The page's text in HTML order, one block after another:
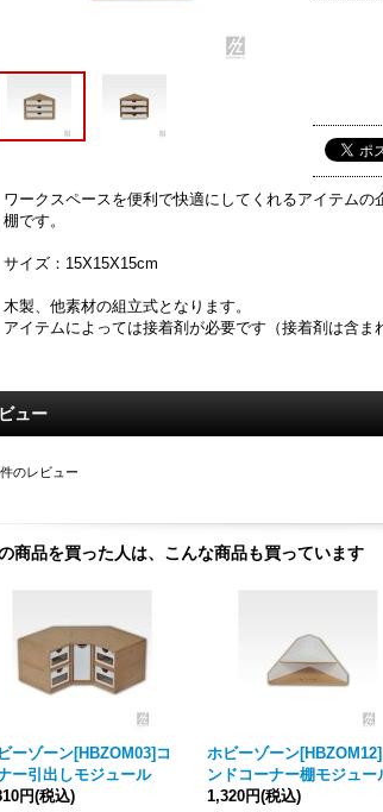
ワークスペースを便利で快適にしてくれるアイテム
棚です。
サイズ：15X15X15cm
木製、他素材の組立式となります。
アイテムによっては接着剤が必要です（接着剤は含ま
ュー
件のレビュー
商品を買った人は、こんな商品も買っています
ーゾーン[HBZOM03]コ
ー引出しモジュール
円(税込)
ホビーゾーン
ンドコーナー棚モジュー
1,320円(税込)